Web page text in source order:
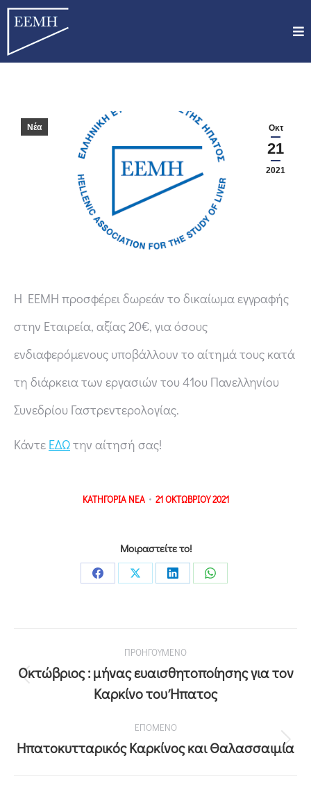
Οκτ
21
2021
Νέα
H EEMH προσφέρει δωρεάν το δικαίωμα εγγραφής
στην Εταιρεία, αξίας 20€, για όσους
ενδιαφερόμενους υποβάλλουν το αίτημά τους κατά
τη διάρκεια των εργασιών του 41ου Πανελληνίου
Συνεδρίου Γαστρεντερολογίας.
Κάντε ΕΔΩτην αίτησή σας!
ΚΑΤΗΓΟΡΙΑ ΝΕΑ 21 ΟΚΤΩΒΡΙΟΥ 2021
Μοιραστείτε το!
ΠΡΟΗΓΟΥΜΕΝΟ
Οκτώβριος : μήνας ευαισθητοποίησης για τον
Καρκίνο του Ήπατος
ΕΠΟΜΕΝΟ
Ηπατοκυτταρικός Καρκίνος και Θαλασσαιμία